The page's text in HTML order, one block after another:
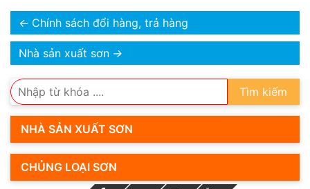
← Chính sách đổi hàng, trả hàng
Nhà sản xuất sơn →
Tìm kiếm
NHÀ SẢN XUẤT SƠN
CHỦNG LOẠI SƠN